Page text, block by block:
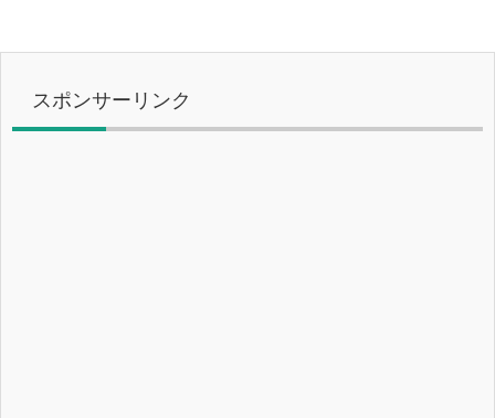
スポンサーリンク